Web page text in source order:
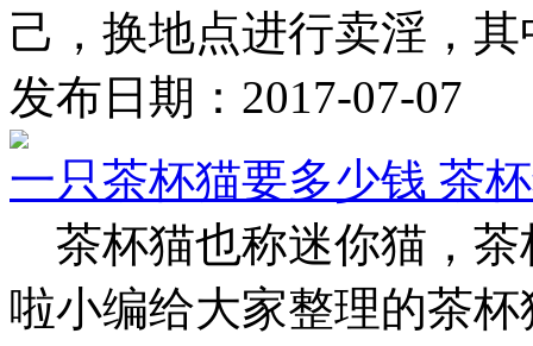
己，换地点进行卖淫，
发布日期：2017-07-07
一只茶杯猫要多少钱 茶
茶杯猫也称迷你猫，茶
啦小编给大家整理的茶